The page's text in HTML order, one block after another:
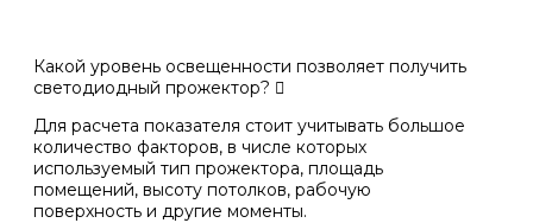
Какой уровень освещенности позволяет получить
светодиодный прожектор?
Для расчета показателя стоит учитывать большое
количество факторов, в числе которых
используемый тип прожектора, площадь
помещений, высоту потолков, рабочую
поверхность и другие моменты.